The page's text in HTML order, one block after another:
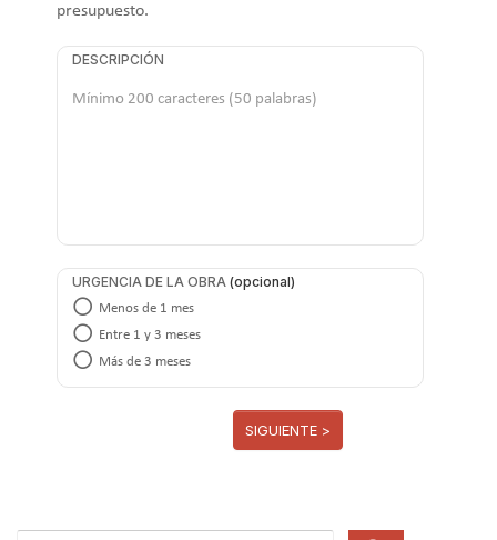
presupuesto.
DESCRIPCIÓN
URGENCIA DE LA OBRA
Menos de 1 mes
Entre 1 y 3 meses
Más de 3 meses
SIGUIENTE >